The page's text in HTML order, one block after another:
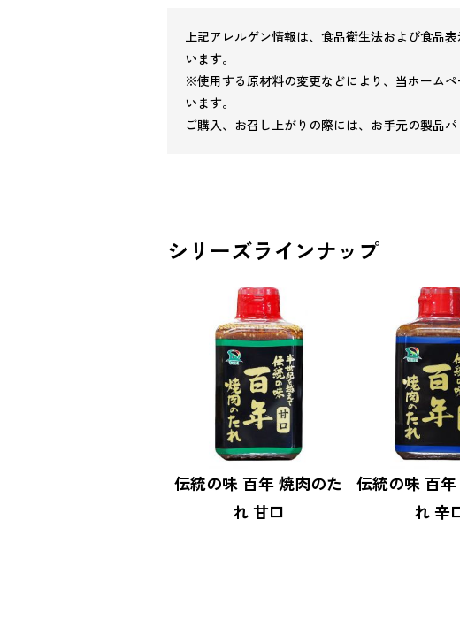
上記アレルゲン情報は、食品衛生法および食品
います。
※使用する原材料の変更などにより、当ホーム
います。
ご購入、お召し上がりの際には、お手元の製品
シリーズラインナップ
伝統の味 百年 焼肉のた
れ 甘口
伝統の味 百
れ 辛